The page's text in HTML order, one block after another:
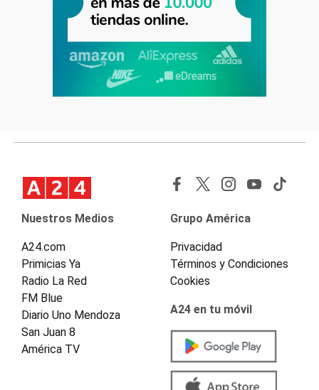
Nuestros Medios
A24.com
Primicias Ya
Radio La Red
FM Blue
Diario Uno Mendoza
San Juan 8
América TV
Grupo América
Privacidad
Términos y Condiciones
Cookies
A24 en tu móvil